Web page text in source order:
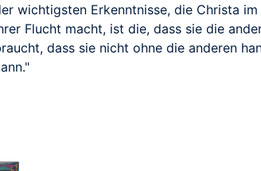
wichtigsten Erkenntnisse, die Christa im
Flucht macht, ist die, dass sie die
dass sie nicht ohne die anderen